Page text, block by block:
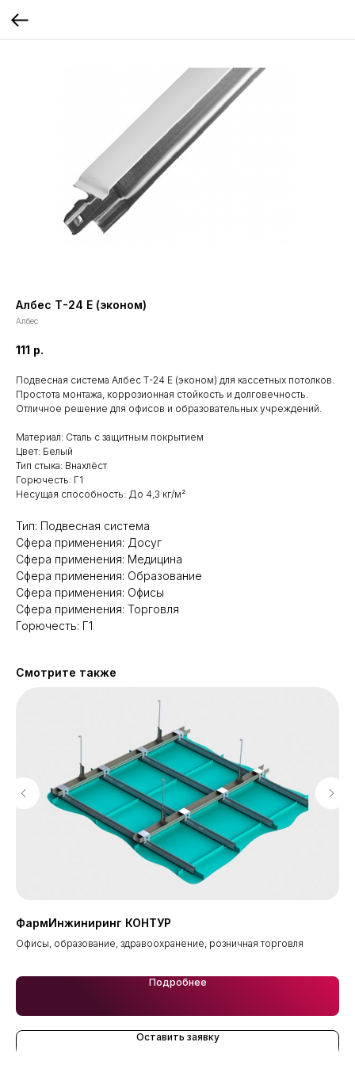
Албес Т-24 E (эконом)
Албес
111 р.
Подвесная система Албес Т-24 E (эконом) для кассетных потолков.
Простота монтажа, коррозионная стойкость и долговечность.
Отличное решение для офисов и образовательных учреждений.
Материал: Сталь с защитным покрытием
Цвет: Белый
Тип стыка: Внахлёст
Горючесть: Г1
Несущая способность: До 4,3 кг/м²
Тип: Подвесная система
Сфера применения: Досуг
Сфера применения: Медицина
Сфера применения: Образование
Сфера применения: Офисы
Сфера применения: Торговля
Горючесть: Г1
Смотрите также
ФармИнжиниринг КОНТУР
Офисы, образование, здравоохранение, розничная торговля
Подробнее
Оставить заявку